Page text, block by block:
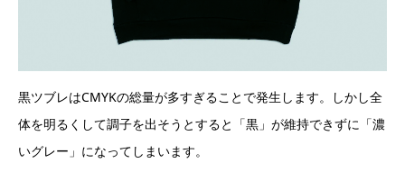
黒ツブレはCMYKの総量が多すぎることで発生します。しかし全
体を明るくして調子を出そうとすると「黒」が維持できずに「濃
いグレー」になってしまいます。